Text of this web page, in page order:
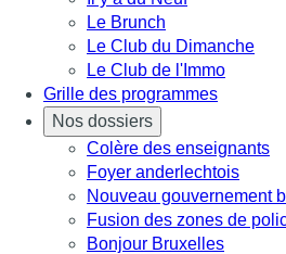
Le Brunch
Le Club du Dimanche
Le Club de l'Immo
Grille des programmes
Nos dossiers
Colère des enseignants
Foyer anderlechtois
Nouveau gouvernement
Fusion des zones de
Bonjour Bruxelles